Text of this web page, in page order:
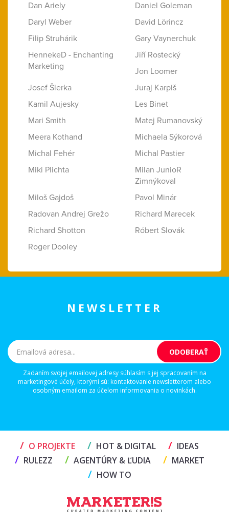
Dan Ariely
Daniel Goleman
Daryl Weber
David Lörincz
Filip Struhárik
Gary Vaynerchuk
HennekeD - Enchanting
Marketing
Jiří Rostecký
Jon Loomer
Josef Šlerka
Juraj Karpiš
Kamil Aujesky
Les Binet
Mari Smith
Matej Rumanovský
Meera Kothand
Michaela Sýkorová
Michal Fehér
Michal Pastier
Miki Plichta
Milan JunioR
Zimnýkoval
Miloš Gajdoš
Pavol Minár
Radovan Andrej Grežo
Richard Marecek
Richard Shotton
Róbert Slovák
Roger Dooley
NEWSLETTER
Zadaním svojej emailovej adresy súhlasím s jej spracovaním na
marketingové účely, ktorými sú: kontaktovanie newsletterom alebo
osobným emailom za účelom informovania o novinkách.
/ O PROJEKTE / HOT & DIGITAL / IDEAS
/ RULEZZ / AGENTÚRY & ĽUDIA / MARKET
/ HOW TO